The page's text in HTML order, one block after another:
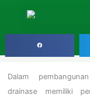
Dalam
drainase memiliki